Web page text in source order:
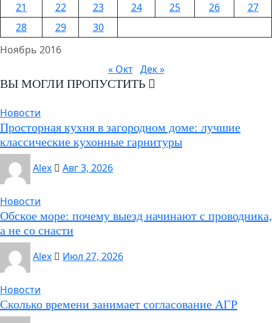
Ноябрь 2016
21
22 23 24 25 26
27
28
29 30
« Окт Дек »
ВЫ МОГЛИ ПРОПУСТИТЬ
Новости
Просторная кухня в загородном доме: лучшие
классические кухонные гарнитуры
Alex
Авг 3, 2026
Новости
Обское море: почему выезд начинают с проводника,
а не со снасти
Alex
Июл 27, 2026
Новости
Сколько времени занимает согласование АГР